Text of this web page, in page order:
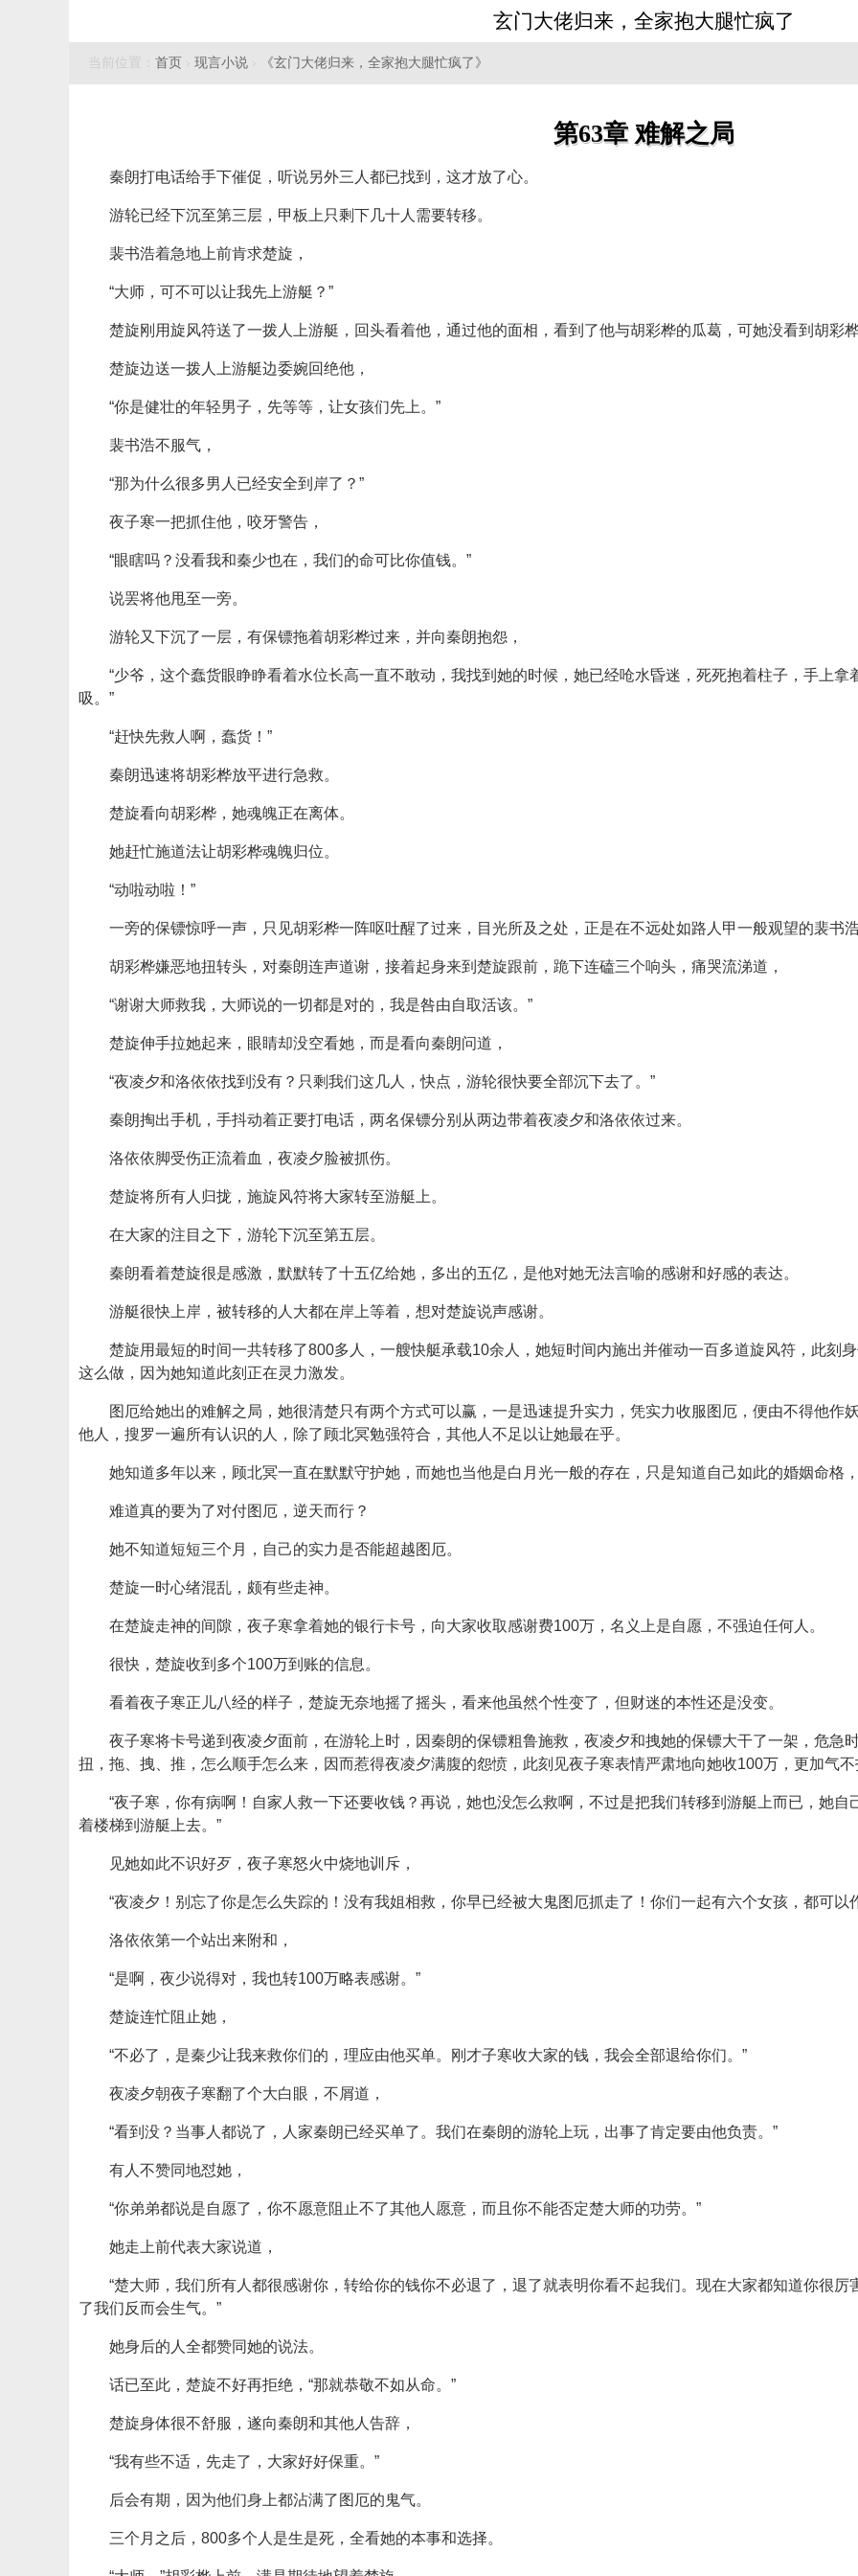
玄门大佬归来，全家抱大腿忙疯了
当前位置： 首页 › 现言小说 › 《玄门大佬归来，全家抱大腿忙疯了》
第63章 难解之局
秦朗打电话给手下催促，听说另外三人都已找到，这才放了心。
游轮已经下沉至第三层，甲板上只剩下几十人需要转移。
裴书浩着急地上前肯求楚旋，
“大师，可不可以让我先上游艇？”
楚旋刚用旋风符送了一拨人上游艇，回头看着他，通过他的面相，看到了他与胡彩桦的瓜葛，可她没看到胡彩
楚旋边送一拨人上游艇边委婉回绝他，
“你是健壮的年轻男子，先等等，让女孩们先上。”
裴书浩不服气，
“那为什么很多男人已经安全到岸了？”
夜子寒一把抓住他，咬牙警告，
“眼瞎吗？没看我和秦少也在，我们的命可比你值钱。”
说罢将他甩至一旁。
游轮又下沉了一层，有保镖拖着胡彩桦过来，并向秦朗抱怨，
“少爷，这个蠢货眼睁睁看着水位长高一直不敢动，我找到她的时候，她已经呛水昏迷，死死抱着柱子，手上
吸。”
“赶快先救人啊，蠢货！”
秦朗迅速将胡彩桦放平进行急救。
楚旋看向胡彩桦，她魂魄正在离体。
她赶忙施道法让胡彩桦魂魄归位。
“动啦动啦！”
一旁的保镖惊呼一声，只见胡彩桦一阵呕吐醒了过来，目光所及之处，正是在不远处如路人甲一般观望的裴书
胡彩桦嫌恶地扭转头，对秦朗连声道谢，接着起身来到楚旋跟前，跪下连磕三个响头，痛哭流涕道，
“谢谢大师救我，大师说的一切都是对的，我是咎由自取活该。”
楚旋伸手拉她起来，眼睛却没空看她，而是看向秦朗问道，
“夜凌夕和洛依依找到没有？只剩我们这几人，快点，游轮很快要全部沉下去了。”
秦朗掏出手机，手抖动着正要打电话，两名保镖分别从两边带着夜凌夕和洛依依过来。
洛依依脚受伤正流着血，夜凌夕脸被抓伤。
楚旋将所有人归拢，施旋风符将大家转至游艇上。
在大家的注目之下，游轮下沉至第五层。
秦朗看着楚旋很是感激，默默转了十五亿给她，多出的五亿，是他对她无法言喻的感谢和好感的表达。
游艇很快上岸，被转移的人大都在岸上等着，想对楚旋说声感谢。
楚旋用最短的时间一共转移了800多人，一艘快艇承载10余人，她短时间内施出并催动一百多道旋风符，此刻
这么做，因为她知道此刻正在灵力激发。
图厄给她出的难解之局，她很清楚只有两个方式可以赢，一是迅速提升实力，凭实力收服图厄，便由不得他作
他人，搜罗一遍所有认识的人，除了顾北冥勉强符合，其他人不足以让她最在乎。
她知道多年以来，顾北冥一直在默默守护她，而她也当他是白月光一般的存在，只是知道自己如此的婚姻命格
难道真的要为了对付图厄，逆天而行？
她不知道短短三个月，自己的实力是否能超越图厄。
楚旋一时心绪混乱，颇有些走神。
在楚旋走神的间隙，夜子寒拿着她的银行卡号，向大家收取感谢费100万，名义上是自愿，不强迫任何人。
很快，楚旋收到多个100万到账的信息。
看着夜子寒正儿八经的样子，楚旋无奈地摇了摇头，看来他虽然个性变了，但财迷的本性还是没变。
夜子寒将卡号递到夜凌夕面前，在游轮上时，因秦朗的保镖粗鲁施救，夜凌夕和拽她的保镖大干了一架，危急
扭，拖、拽、推，怎么顺手怎么来，因而惹得夜凌夕满腹的怨愤，此刻见夜子寒表情严肃地向她收100万，更加气
“夜子寒，你有病啊！自家人救一下还要收钱？再说，她也没怎么救啊，不过是把我们转移到游艇上而已，她
着楼梯到游艇上去。”
见她如此不识好歹，夜子寒怒火中烧地训斥，
“夜凌夕！别忘了你是怎么失踪的！没有我姐相救，你早已经被大鬼图厄抓走了！你们一起有六个女孩，都可以
洛依依第一个站出来附和，
“是啊，夜少说得对，我也转100万略表感谢。”
楚旋连忙阻止她，
“不必了，是秦少让我来救你们的，理应由他买单。刚才子寒收大家的钱，我会全部退给你们。”
夜凌夕朝夜子寒翻了个大白眼，不屑道，
“看到没？当事人都说了，人家秦朗已经买单了。我们在秦朗的游轮上玩，出事了肯定要由他负责。”
有人不赞同地怼她，
“你弟弟都说是自愿了，你不愿意阻止不了其他人愿意，而且你不能否定楚大师的功劳。”
她走上前代表大家说道，
“楚大师，我们所有人都很感谢你，转给你的钱你不必退了，退了就表明你看不起我们。现在大家都知道你很
了我们反而会生气。”
她身后的人全都赞同她的说法。
话已至此，楚旋不好再拒绝，“那就恭敬不如从命。”
楚旋身体很不舒服，遂向秦朗和其他人告辞，
“我有些不适，先走了，大家好好保重。”
后会有期，因为他们身上都沾满了图厄的鬼气。
三个月之后，800多个人是生是死，全看她的本事和选择。